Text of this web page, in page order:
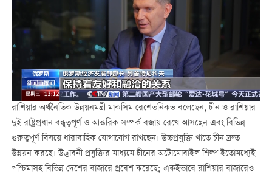
রাশিয়ার অর্থনৈতিক উন্নয়নমন্ত্রী মাকসিম রেশেতনিকভ বলেছেন, চীন ও রাশিয়ার
দুই রাষ্ট্রপ্রধান বন্ধুত্বপূর্ণ ও আন্তরিক সম্পর্ক বজায় রেখে আসছেন এবং বিভিন্ন
গুরুত্বপূর্ণ বিষয়ে ধারাবাহিক যোগাযোগ রাখছেন। উচ্চপ্রযুক্তি খাতে চীন দ্রুত
উন্নয়ন করছে। উদ্ভাবনী প্রযুক্তির মাধ্যমে চীনের অটোমোবাইল শিল্প ইতোমধ্যেই
পশ্চিমাসহ বিভিন্ন দেশের বাজারে প্রবেশ করেছে; একইভাবে রাশিয়ার বাজারেও